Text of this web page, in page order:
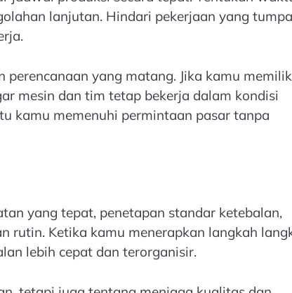
lanjutan. Hindari pekerjaan yang
yang matang. Jika kamu
mesin dan tim tetap bekerja dalam kondisi
kamu memenuhi permintaan pasar tanpa
yang tepat, penetapan standar ketebalan,
rutin. Ketika kamu menerapkan langkah
lebih cepat dan terorganisir.